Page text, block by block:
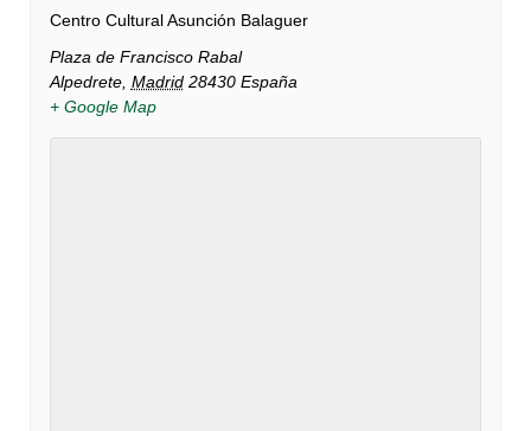
Centro Cultural Asunción Balaguer
Plaza de Francisco Rabal
Alpedrete, Madrid 28430 España
+ Google Map